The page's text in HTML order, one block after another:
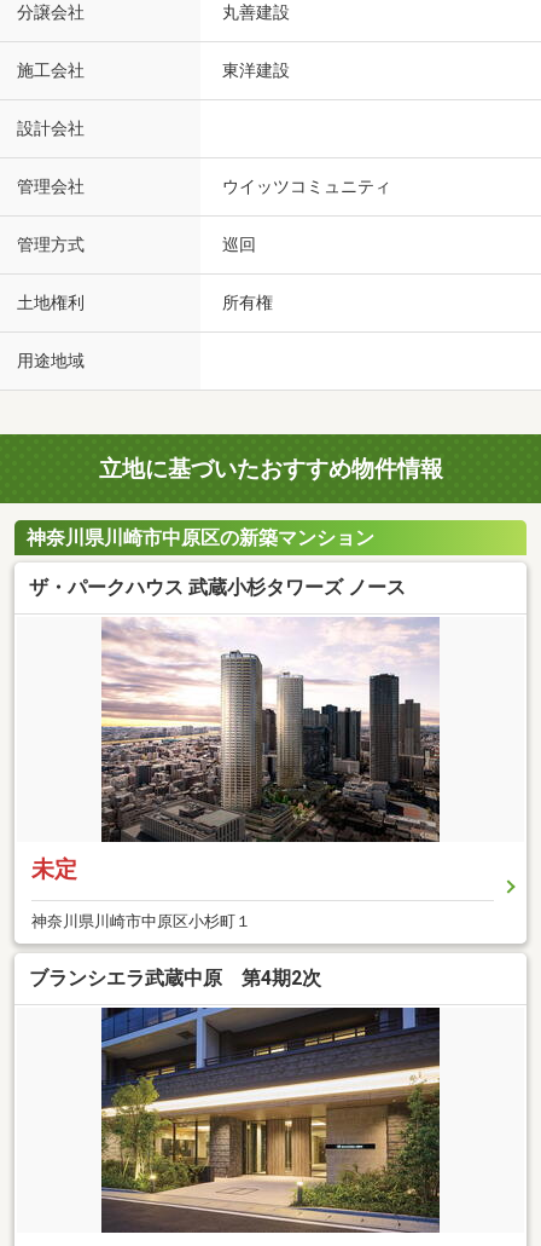
分譲会社 丸善建設
施工会社 東洋建設
設計会社
管理会社 ウイッツコミュニティ
管理方式 巡回
土地権利 所有権
用途地域
立地に基づいたおすすめ物件情報
神奈川県川崎市中原区の新築マンション
ザ・パークハウス 武蔵小杉タワーズ ノース
未定
神奈川県川崎市中原区小杉町１
ブランシエラ武蔵中原 第4期2次